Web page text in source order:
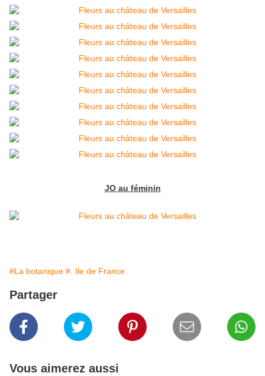
JO au féminin
#La botanique #. Ile de France
Partager
Vous aimerez aussi